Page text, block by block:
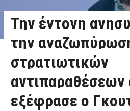
Την έντονη
την
στρατιωτικών
εξέφρασε ο